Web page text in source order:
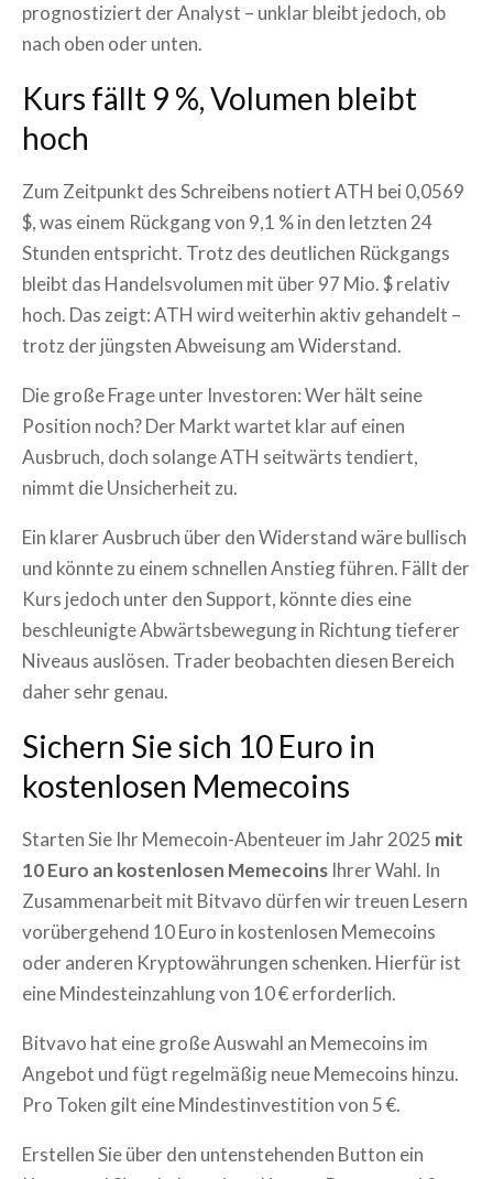
prognostiziert der Analyst – unklar bleibt jedoch, ob
nach oben oder unten.
Kurs fällt 9 %, Volumen bleibt
hoch
Zum Zeitpunkt des Schreibens notiert ATH bei 0,0569
$, was einem Rückgang von 9,1 % in den letzten 24
Stunden entspricht. Trotz des deutlichen Rückgangs
bleibt das Handelsvolumen mit über 97 Mio. $ relativ
hoch. Das zeigt: ATH wird weiterhin aktiv gehandelt –
trotz der jüngsten Abweisung am Widerstand.
Die große Frage unter Investoren: Wer hält seine
Position noch? Der Markt wartet klar auf einen
Ausbruch, doch solange ATH seitwärts tendiert,
nimmt die Unsicherheit zu.
Ein klarer Ausbruch über den Widerstand wäre bullisch
und könnte zu einem schnellen Anstieg führen. Fällt der
Kurs jedoch unter den Support, könnte dies eine
beschleunigte Abwärtsbewegung in Richtung tieferer
Niveaus auslösen. Trader beobachten diesen Bereich
daher sehr genau.
Sichern Sie sich 10 Euro in
kostenlosen Memecoins
Starten Sie Ihr Memecoin-Abenteuer im Jahr 2025 mit
10 Euro an kostenlosen Memecoins Ihrer Wahl. In
Zusammenarbeit mit Bitvavo dürfen wir treuen Lesern
vorübergehend 10 Euro in kostenlosen Memecoins
oder anderen Kryptowährungen schenken. Hierfür ist
eine Mindesteinzahlung von 10 € erforderlich.
Bitvavo hat eine große Auswahl an Memecoins im
Angebot und fügt regelmäßig neue Memecoins hinzu.
Pro Token gilt eine Mindestinvestition von 5 €.
Erstellen Sie über den untenstehenden Button ein